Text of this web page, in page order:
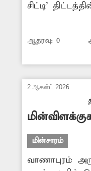
சிட்டி’
சில
உள்ளன.
அதிகாரிகள்
ஆதரவு: 0
2 ஆகஸ்ட் 2026
மின்சாரம்
வாணாபுரம்